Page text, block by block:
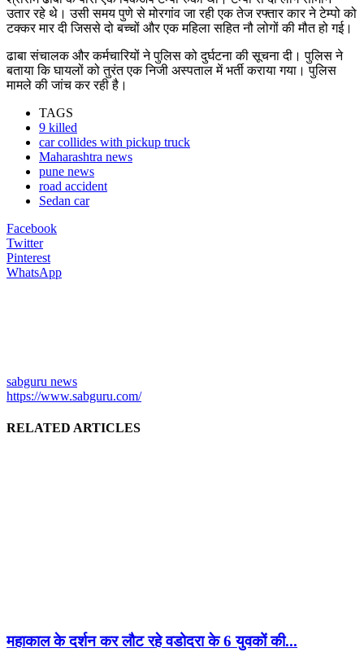
उतार रहे थे। उसी समय पुणे से मोरगांव जा रही एक तेज रफ्तार कार ने टेम्पो को
टक्कर मार दी जिससे दो बच्चों और एक महिला सहित नौ लोगों की मौत हो गई।
ढाबा संचालक और कर्मचारियों ने पुलिस को दुर्घटना की सूचना दी। पुलिस ने
बताया कि घायलों को तुरंत एक निजी अस्पताल में भर्ती कराया गया। पुलिस
मामले की जांच कर रही है।
TAGS
9 killed
car collides with pickup truck
Maharashtra news
pune news
road accident
Sedan car
Facebook
Twitter
Pinterest
WhatsApp
sabguru news
https://www.sabguru.com/
RELATED ARTICLES
महाकाल के दर्शन कर लौट रहे वडोदरा के 6 युवकों की...